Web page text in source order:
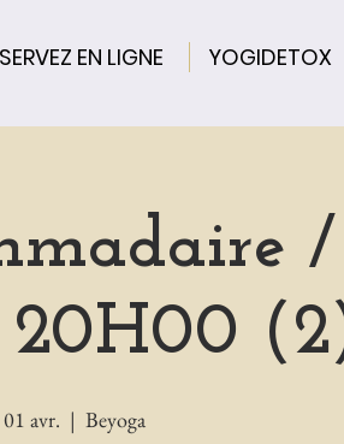
EN LIGNE YOGIDETOX
20H00
avr.
  |
Beyoga